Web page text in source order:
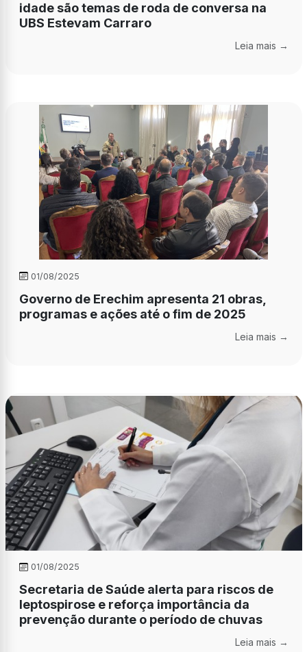
idade são temas de roda de conversa na
UBS Estevam Carraro
Leia mais →
01/08/2025
Governo de Erechim apresenta 21 obras,
programas e ações até o fim de 2025
Leia mais →
01/08/2025
Secretaria de Saúde alerta para riscos de
leptospirose e reforça importância da
prevenção durante o período de chuvas
Leia mais →